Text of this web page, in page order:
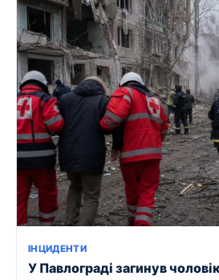
ІНЦИДЕНТИ
У Павлограді загинув